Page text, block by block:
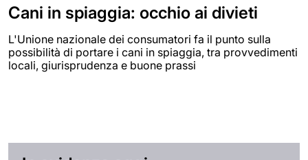
Cani in spiaggia: occhio ai divieti
L'Unione nazionale dei consumatori fa il punto sulla
possibilità di portare i cani in spiaggia, tra provvedimenti
locali, giurisprudenza e buone prassi